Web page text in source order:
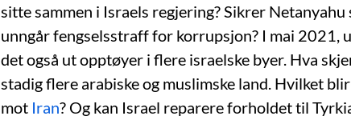
sitte sammen i Israels regjering? Sikrer Netanyahu
unngår fengselsstraff for korrupsjon? I mai 2021,
det også ut opptøyer i flere israelske byer. Hva
stadig flere arabiske og muslimske land. Hvilket
mot Iran? Og kan Israel reparere forholdet til